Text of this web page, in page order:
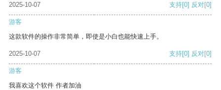
2025-10-07 支持[0] 反对[0]
游客
这款软件的操作非常简单，即使是小白也能快速上手。
2025-10-07 支持[0] 反对[0]
游客
我喜欢这个软件 作者加油